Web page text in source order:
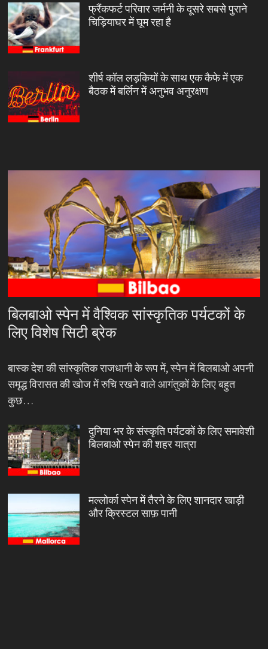
फ्रैंकफर्ट परिवार जर्मनी के दूसरे सबसे पुराने
चिड़ियाघर में घूम रहा है
शीर्ष कॉल लड़कियों के साथ एक कैफे में एक
बैठक में बर्लिन में अनुभव अनुरक्षण
बिलबाओ स्पेन में वैश्विक सांस्कृतिक पर्यटकों के
लिए विशेष सिटी ब्रेक
बास्क देश की सांस्कृतिक राजधानी के रूप में, स्पेन में बिलबाओ अपनी
समृद्ध विरासत की खोज में रुचि रखने वाले आगंतुकों के लिए बहुत
कुछ…
दुनिया भर के संस्कृति पर्यटकों के लिए समावेशी
बिलबाओ स्पेन की शहर यात्रा
मल्लोर्का स्पेन में तैरने के लिए शानदार खाड़ी
और क्रिस्टल साफ़ पानी